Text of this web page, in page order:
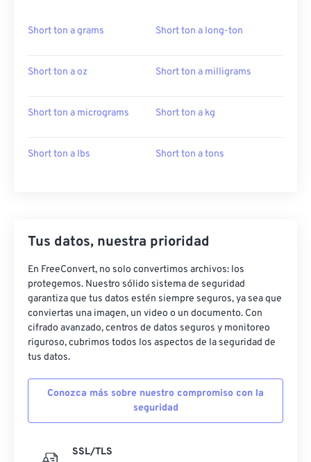
Short ton a grams Short ton a long-ton
Short ton a oz Short ton a milligrams
Short ton a micrograms Short ton a kg
Short ton a lbs Short ton a tons
Tus datos, nuestra prioridad
En FreeConvert, no solo convertimos archivos: los
protegemos. Nuestro sólido sistema de seguridad
garantiza que tus datos estén siempre seguros, ya sea que
conviertas una imagen, un video o un documento. Con
cifrado avanzado, centros de datos seguros y monitoreo
riguroso, cubrimos todos los aspectos de la seguridad de
tus datos.
Conozca más sobre nuestro compromiso con la
seguridad
SSL/TLS